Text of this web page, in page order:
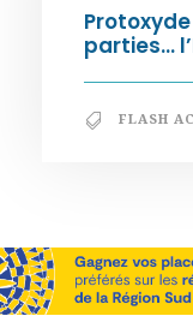
parties…
FLASH